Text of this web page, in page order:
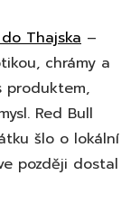
Thajska –
chrámy a
produktem,
Red Bull
šlo o lokální
později dostal